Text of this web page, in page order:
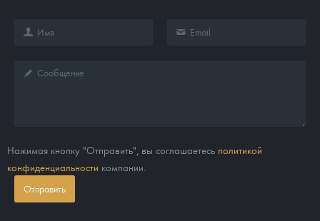
Книги по нумизматике
Нажимая кнопку "Отправить", вы соглашаетесь политикой
конфиденциальности компании.
Отправить